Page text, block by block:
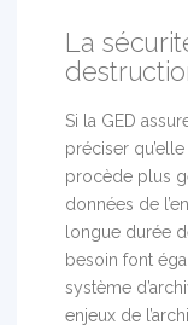
La
Si la GED
préciser
procède plus
données de
longue durée
besoin font
système
enjeux de